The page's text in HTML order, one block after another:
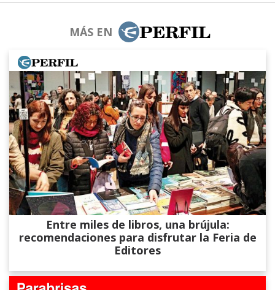
MÁS EN
Entre miles de libros, una brújula:
recomendaciones para disfrutar la Feria de
Editores